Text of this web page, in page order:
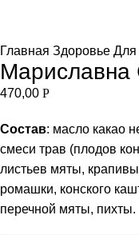
Главная Здоровье Для
470,00 Р
Состав: масло какао
смеси трав (плодов
листьев мяты,
ромашки, конского
перечной мяты, пихты.